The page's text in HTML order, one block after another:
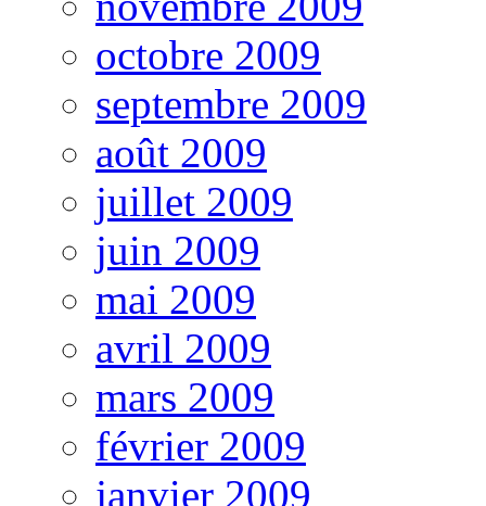
octobre 2009
septembre 2009
août 2009
juillet 2009
juin 2009
mai 2009
avril 2009
mars 2009
février 2009
janvier 2009